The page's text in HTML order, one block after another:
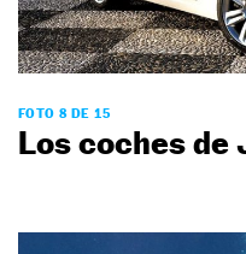
FOTO 8 DE 15
Los coches de